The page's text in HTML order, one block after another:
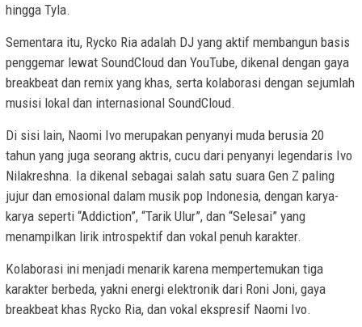
hingga Tyla.
Sementara itu, Rycko Ria adalah DJ yang aktif membangun basis
penggemar lewat SoundCloud dan YouTube, dikenal dengan gaya
breakbeat dan remix yang khas, serta kolaborasi dengan sejumlah
musisi lokal dan internasional SoundCloud.
Di sisi lain, Naomi Ivo merupakan penyanyi muda berusia 20
tahun yang juga seorang aktris, cucu dari penyanyi legendaris Ivo
Nilakreshna. Ia dikenal sebagai salah satu suara Gen Z paling
jujur dan emosional dalam musik pop Indonesia, dengan karya-
karya seperti “Addiction”, “Tarik Ulur”, dan “Selesai” yang
menampilkan lirik introspektif dan vokal penuh karakter.
Kolaborasi ini menjadi menarik karena mempertemukan tiga
karakter berbeda, yakni energi elektronik dari Roni Joni, gaya
breakbeat khas Rycko Ria, dan vokal ekspresif Naomi Ivo.